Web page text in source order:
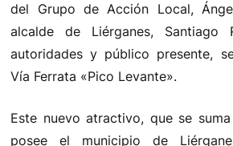
del Grupo de Acción Local,
alcalde de Liérganes, Santiago
autoridades y público presente,
Vía Ferrata «Pico Levante».
Este nuevo atractivo, que se
posee el municipio de